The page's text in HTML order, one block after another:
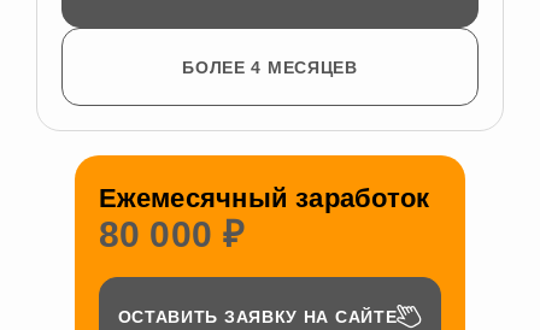
БОЛЕЕ 4 МЕСЯЦЕВ
Ежемесячный заработок
80 000 ₽
ОСТАВИТЬ ЗАЯВКУ НА САЙТЕ